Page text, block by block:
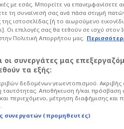
Ποδόσφαιρο Super League
ωστόσο τα
καλά για τους
με εσάς. Μπορείτε να επανεμφανίσετε
τη συναίνεσή σας ανά πάσα στιγμή
ιστοσελίδας [ή το αιωρούμενο
Οι επιλογές σας θα τεθούν σε ισχύ στον
Πολιτική Απορρήτου μας.
οι συνεργάτες μας
τα εξής:
δεδομένων γεωεντοπισμού.
ταυτότητας. Αποθήκευση ή/και πρόσβαση
περιεχόμενο, μέτρηση διαφήμισης και
συνεργατών (προμηθευτές)